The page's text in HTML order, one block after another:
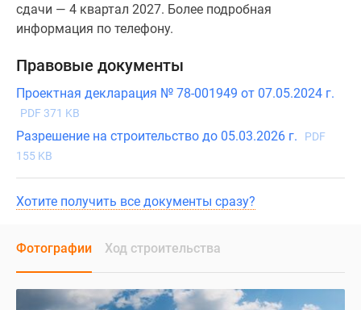
сдачи — 4 квартал 2027. Более подробная
информация по телефону.
Правовые документы
Проектная декларация № 78-001949 от 07.05.2024 г.
PDF 371 KB
Разрешение на строительство до 05.03.2026 г.
PDF
155 KB
Хотите получить все документы сразу?
Фотографии Ход строительства